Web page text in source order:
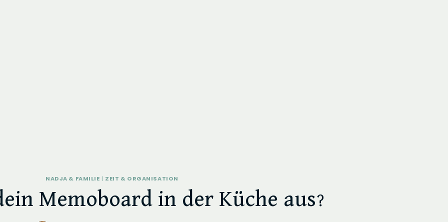
NADJA & FAMILIE | ZEIT & ORGANISATION
Memoboard in der Küche aus?